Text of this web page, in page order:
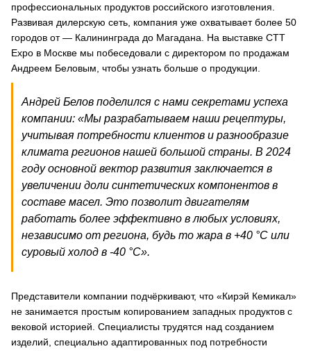
профессиональных продуктов российского изготовления.
Развивая дилерскую сеть, компания уже охватывает более 50
городов от — Калининграда до Магадана. На выставке СТТ
Expo в Москве мы побеседовали с директором по продажам
Андреем Беловым, чтобы узнать больше о продукции.
Андрей Белов поделился с нами секретами успеха
компании: «Мы разрабатываем наши рецептуры,
учитывая потребности клиентов и разнообразие
климата регионов нашей большой страны. В 2024
году основной вектор развития заключается в
увеличении доли синтетических компонентов в
составе масел. Это позволит двигателям
работать более эффективно в любых условиях,
независимо от региона, будь то жара в +40 °C или
суровый холод в -40 °C».
Представители компании подчёркивают, что «Кирэй Кемикал»
не занимается простым копированием западных продуктов с
вековой историей. Специалисты трудятся над созданием
изделий, специально адаптированных под потребности